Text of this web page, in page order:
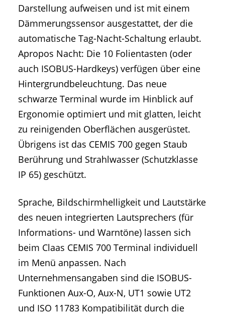
Darstellung aufweisen und ist mit einem
Dämmerungssensor ausgestattet, der die
automatische Tag-Nacht-Schaltung erlaubt.
Apropos Nacht: Die 10 Folientasten (oder
auch ISOBUS-Hardkeys) verfügen über eine
Hintergrundbeleuchtung. Das neue
schwarze Terminal wurde im Hinblick auf
Ergonomie optimiert und mit glatten, leicht
zu reinigenden Oberflächen ausgerüstet.
Übrigens ist das CEMIS 700 gegen Staub
Berührung und Strahlwasser (Schutzklasse
IP 65) geschützt.
Sprache, Bildschirmhelligkeit und Lautstärke
des neuen integrierten Lautsprechers (für
Informations- und Warntöne) lassen sich
beim Claas CEMIS 700 Terminal individuell
im Menü anpassen. Nach
Unternehmensangaben sind die ISOBUS-
Funktionen Aux-O, Aux-N, UT1 sowie UT2
und ISO 11783 Kompatibilität durch die